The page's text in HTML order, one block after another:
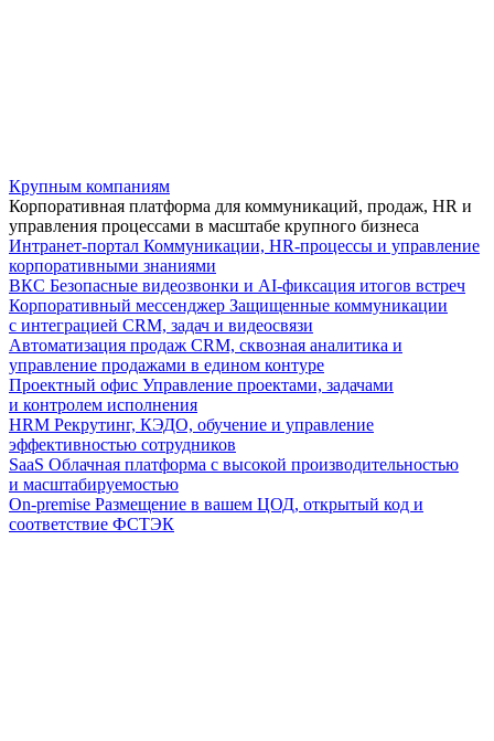
Крупным компаниям
Корпоративная платформа для коммуникаций, продаж, HR и
управления процессами в масштабе крупного бизнеса
Интранет-портал Коммуникации, HR-процессы и управление
корпоративными знаниями
ВКС Безопасные видеозвонки и AI-фиксация итогов встреч
Корпоративный мессенджер Защищенные коммуникации
с интеграцией CRM, задач и видеосвязи
Автоматизация продаж CRM, сквозная аналитика и
управление продажами в едином контуре
Проектный офис Управление проектами, задачами
и контролем исполнения
HRM Рекрутинг, КЭДО, обучение и управление
эффективностью сотрудников
SaaS Облачная платформа с высокой производительностью
и масштабируемостью
On-premise Размещение в вашем ЦОД, открытый код и
соответствие ФСТЭК